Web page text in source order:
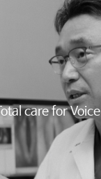
Total care for Voice